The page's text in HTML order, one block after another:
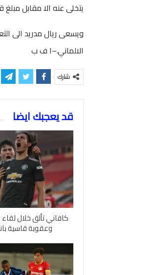
يتخلى عنه الا مقابل مبلغ قد يصل الى 140 مليون
ويسعى ريال مدريد الى
الالماني.–ا ف ب
شارك
قد يعجبك ايضا
كافاني تألق خلال
وعقوبة قاسية